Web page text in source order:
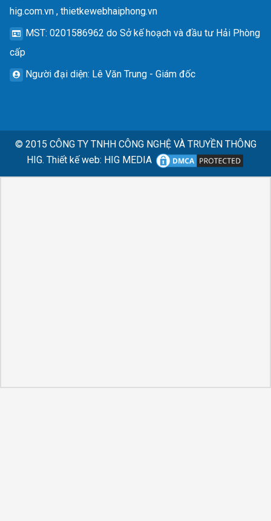
hig.com.vn , thietkewebhaiphong.vn
MST: 0201586962 do Sở kế hoạch và đầu tư Hải Phòng
cấp
Người đại diện: Lê Văn Trung - Giám đốc
© 2015 CÔNG TY TNHH CÔNG NGHỆ VÀ TRUYỀN THÔNG
HIG. Thiết kế web: HIG MEDIA